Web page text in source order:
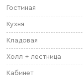
Гостиная
Кухня
Кладовая
Холл + лестница
Кабинет